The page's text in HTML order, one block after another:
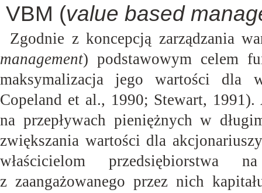
VBM (value based
Zgodnie z koncepcją zarządzania
management) podstawowym celem
maksymalizacja jego wartości dla
Copeland et al., 1990; Stewart,
na przepływach pieniężnych w
zwiększania wartości dla
właścicielom przedsiębiorstwa
z zaangażowanego przez nich